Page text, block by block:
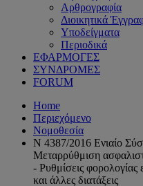
Αρθρογραφία
Διοικητικά
Υποδείγματα
Περιοδικά
ΕΦΑΡΜΟΓΕΣ
ΣΥΝΔΡΟΜΕΣ
FORUM
Home
Περιεχόμενο
Νομοθεσία
Ν 4387/2016 Ενιαίο
Μεταρρύθμιση
- Ρυθμίσεις φορολογίας
και άλλες διατάξεις